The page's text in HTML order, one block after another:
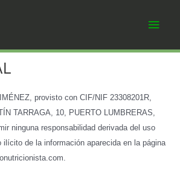
provisto con CIF/NIF 23308201R,
TARRAGA, 10, PUERTO LUMBRERAS,
ninguna responsabilidad derivada del uso
ilícito de la información aparecida en la página